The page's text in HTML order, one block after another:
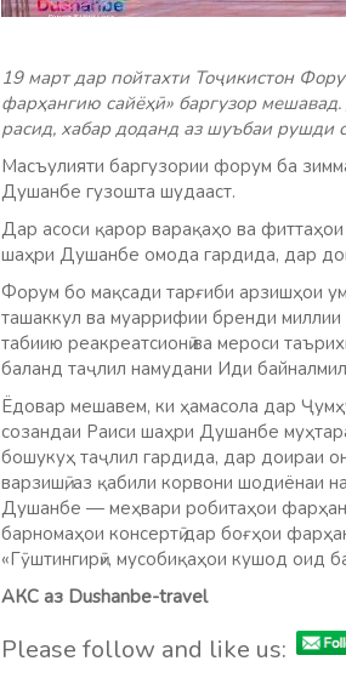
19 март дар пойтахти Тоҷикистон
фарҳангию сайёҳӣ» баргузор
расид, хабар доданд аз шуъбаи
Масъулияти баргузории форум ба
Душанбе гузошта шудааст.
Дар асоси қарор варақаҳо ва
шаҳри Душанбе омода гардида, дар
Форум бо мақсади тарғиби арзишҳои
ташаккул ва муаррифии бренди миллии
табиию реакреатсионӣ ва мероси
баланд таҷлил намудани Иди
Ёдовар мешавем, ки ҳамасола дар
созандаи Раиси шаҳри Душанбе
бошукуҳ таҷлил гардида, дар доираи
варзишӣ, аз қабили корвони шодиёнаи
Душанбе — меҳвари робитаҳои
барномаҳои консертӣ дар боғҳои
«Гӯштингирӣ», мусобиқаҳои кушод оид
АКС аз Dushanbe-travel
Please follow and like us: